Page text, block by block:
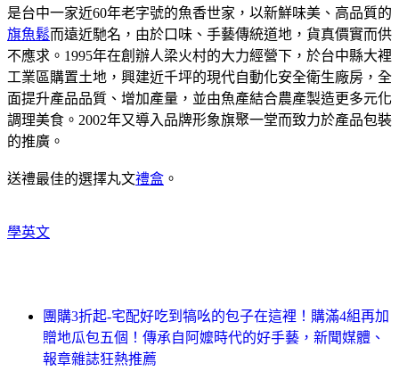
是台中一家近60年老字號的魚香世家，以新鮮味美、高品質的
旗魚鬆而遠近馳名，由於口味、手藝傳統道地，貨真價實而供
不應求。1995年在創辦人梁火村的大力經營下，於台中縣大裡
工業區購置土地，興建近千坪的現代自動化安全衛生廠房，全
面提升產品品質、增加產量，並由魚產結合農產製造更多元化
調理美食。2002年又導入品牌形象旗聚一堂而致力於產品包裝
的推廣。
送禮最佳的選擇丸文禮盒 。
學英文
團購3折起-宅配好吃到犒吆的包子在這裡！購滿4組再加
贈地瓜包五個！傳承自阿嬤時代的好手藝，新聞媒體、
報章雜誌狂熱推薦